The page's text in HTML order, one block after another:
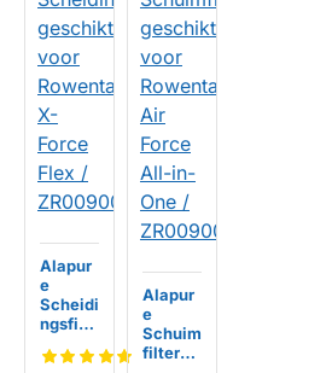
Alapur
e
Scheidi
ngsfilte
geschi
Alapur
e
Schuim
filter